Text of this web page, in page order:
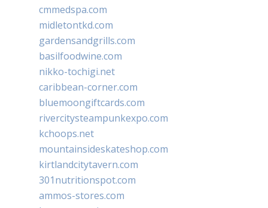
cmmedspa.com
midletontkd.com
gardensandgrills.com
basilfoodwine.com
nikko-tochigi.net
caribbean-corner.com
bluemoongiftcards.com
rivercitysteampunkexpo.com
kchoops.net
mountainsideskateshop.com
kirtlandcitytavern.com
301nutritionspot.com
ammos-stores.com